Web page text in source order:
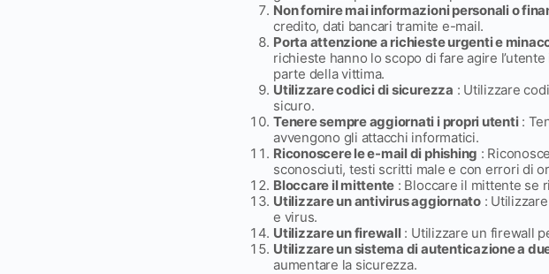
Non fornire mai informazioni personali o
credito, dati bancari tramite e-mail.
Porta attenzione a richieste urgenti e
richieste hanno lo scopo di fare agire
parte della vittima.
Utilizzare codici di sicurezza : Utilizzare
sicuro.
Tenere sempre aggiornati i propri utenti:
avvengono gli attacchi informatici.
Riconoscere le e-mail di phishing :
sconosciuti, testi scritti male e con errori di
Bloccare il mittente : Bloccare il mittente se
Utilizzare un antivirus aggiornato:
e virus.
Utilizzare un firewall: Utilizzare un firewall
Utilizzare un sistema di autenticazione a
aumentare la sicurezza.